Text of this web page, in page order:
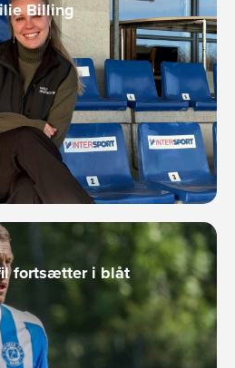
Billing
fortsætter i blåt